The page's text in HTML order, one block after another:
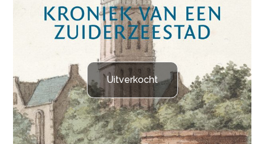
Uitverkocht